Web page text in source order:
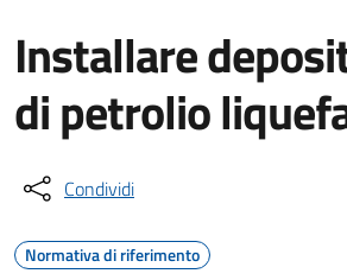
Installare
di petrolio
Condividi
Normativa di riferimento